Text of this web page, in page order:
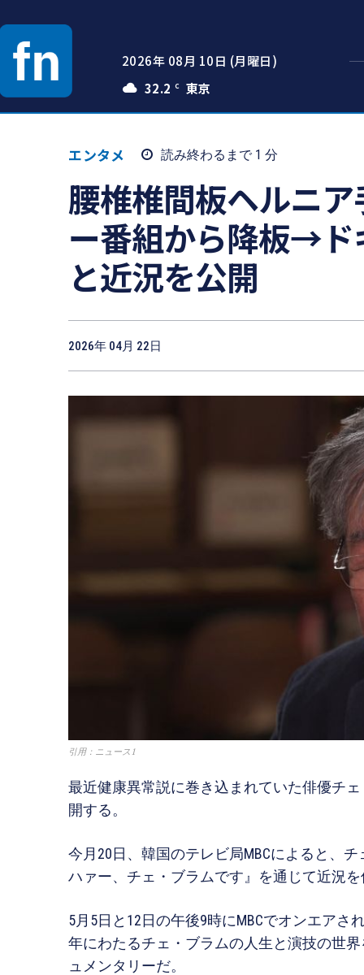
2026年 08月 10日 (月曜日)
32.2 C
エンタメ 読み終わるまで 1 分
腰椎椎間板ヘルニ
ー番組から降板→ド
と近況を公開
2026年 04月 22日
引用：ニュース1
最近健康異常説に巻き込まれていた俳優チ
開する。
今月20日、韓国のテレビ局MBCによると、
ハァー、チェ・ブラムです』を通じて近況
5月5日と12日の午後9時にMBCでオンエア
年にわたるチェ・ブラムの人生と演技の世
ュメンタリーだ。